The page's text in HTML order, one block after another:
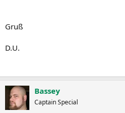
Gruß
D.U.
Bassey
Captain Special